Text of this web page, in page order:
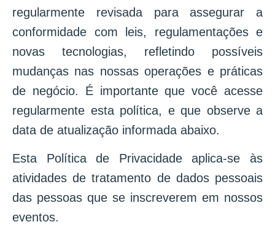
regularmente revisada para assegurar a
conformidade com leis, regulamentações e
novas tecnologias, refletindo possíveis
mudanças nas nossas operações e práticas
de negócio. É importante que você acesse
regularmente esta política, e que observe a
data de atualização informada abaixo.
Esta Política de Privacidade aplica-se às
atividades de tratamento de dados pessoais
das pessoas que se inscreverem em nossos
eventos.